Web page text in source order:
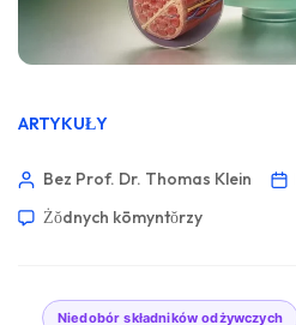
ARTYKUŁY
Bez Prof. Dr. Thomas Klein
Żŏdnych kōmyntŏrzy
Niedobór składników odżywczych